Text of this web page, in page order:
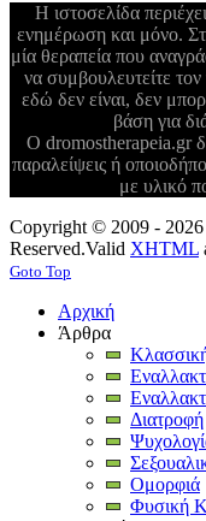
Η ιστοσελίδα
ενημέρωση και μόνο.
μία θεραπεία που
να συμβουλευτείτε
εδώ δεν είναι, δεν
βάση για
Ο dromostherapeia.gr
παραλείψεις ή
με υλικό
Copyright © 2009 -
Reserved.Valid XHTML
Goto Top
Αρχική
Άρθρα
Διατροφή
Ομορφιά
Φυσική